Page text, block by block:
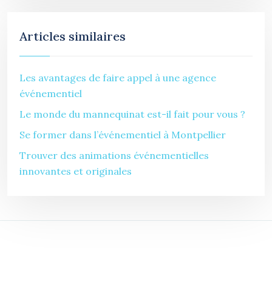
Articles similaires
Les avantages de faire appel à une agence
événementiel
Le monde du mannequinat est-il fait pour vous ?
Se former dans l’événementiel à Montpellier
Trouver des animations événementielles
innovantes et originales